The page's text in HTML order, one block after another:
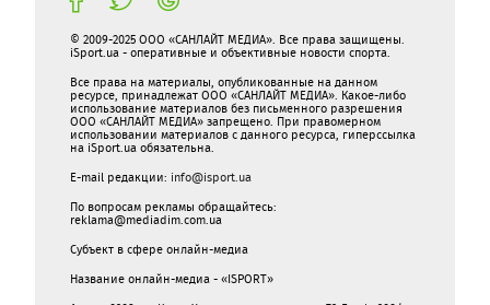
© 2009-2025 ООО «САНЛАЙТ МЕДИА». Все права защищены.
iSport.ua - оперативные и объективные новости спорта.
Все права на материалы, опубликованные на данном
ресурсе, принадлежат ООО «САНЛАЙТ МЕДИА». Какое-либо
использование материалов без письменного разрешения
ООО «САНЛАЙТ МЕДИА» запрещено. При правомерном
использовании материалов с данного ресурса, гиперссылка
на iSport.ua обязательна.
E-mail редакции: info@isport.ua
По вопросам рекламы обращайтесь:
reklama@mediadim.com.ua
Субъект в сфере онлайн-медиа
Название онлайн-медиа - «ISPORT»